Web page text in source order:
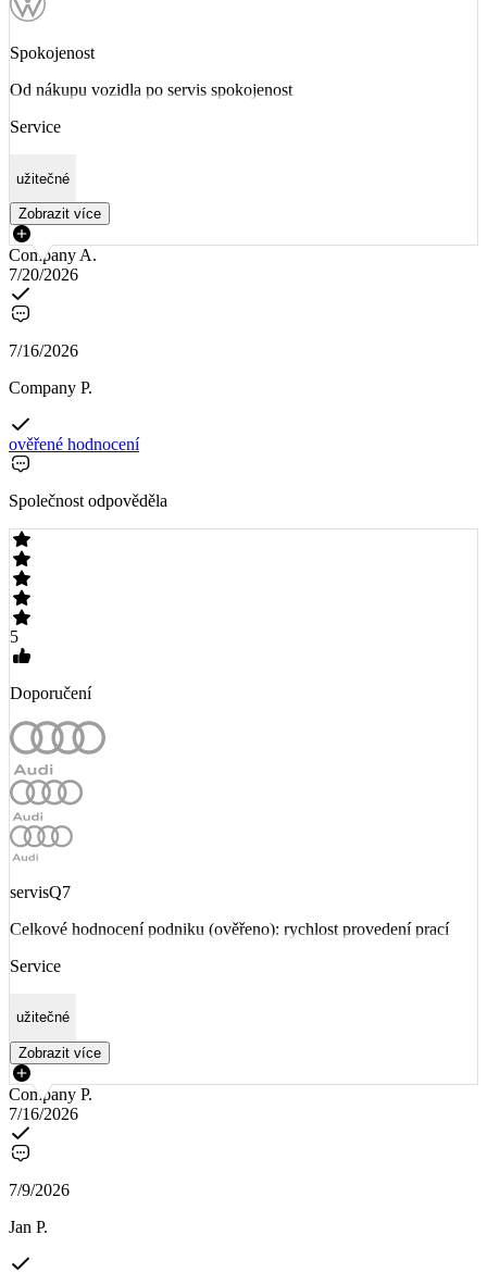
Spokojenost
Od nákupu vozidla po servis spokojenost
Service
užitečné
Zobrazit více
Company A.
7/20/2026
7/16/2026
Company P.
ověřené hodnocení
Společnost odpověděla
5
Doporučení
servisQ7
Celkové hodnocení podniku (ověřeno): rychlost provedení prací
Service
užitečné
Zobrazit více
Company P.
7/16/2026
7/9/2026
Jan P.